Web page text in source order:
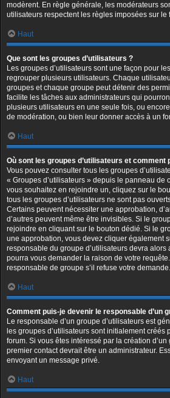
modèrent. En règle générale, les modérateurs
utilisateurs respectent les règles imposées sur le
Haut
Que sont les groupes d’utilisateurs ?
Les groupes d’utilisateurs sont une façon pour
regrouper plusieurs utilisateurs. Chaque
groupes et chaque groupe peut détenir des
facilite les tâches aux administrateurs qui
plusieurs utilisateurs en une seule fois, ou
de modération, ou bien leur donner accès à un
Haut
Où sont les groupes d’utilisateurs et comment
Vous pouvez consulter tous les groupes
« Groupes d’utilisateurs » depuis le panneau de
vous souhaitez en rejoindre un, cliquez sur le
tous les groupes d’utilisateurs ne sont pas
Certains peuvent nécessiter une approbation,
d’autres peuvent même être invisibles. Si le
rejoindre en cliquant sur le bouton dédié. Si le
une approbation, vous devez cliquer également
responsable du groupe d’utilisateurs devra alors
pourra vous demander la raison de votre
responsable de groupe s’il refuse votre demande.
Haut
Comment puis-je devenir le responsable d’un
Le responsable d’un groupe d’utilisateurs est
les groupes d’utilisateurs sont initialement créés
forum. Si vous êtes intéressé par la création d’un
premier contact devrait être un administrateur.
envoyant un message privé.
Haut